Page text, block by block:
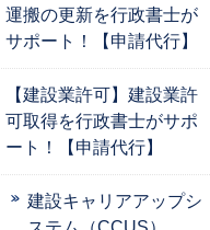
運搬の更新を行政書士が
サポート！【申請代行】
【建設業許可】建設業許
可取得を行政書士がサポ
ート！【申請代行】
建設キャリアアップシ